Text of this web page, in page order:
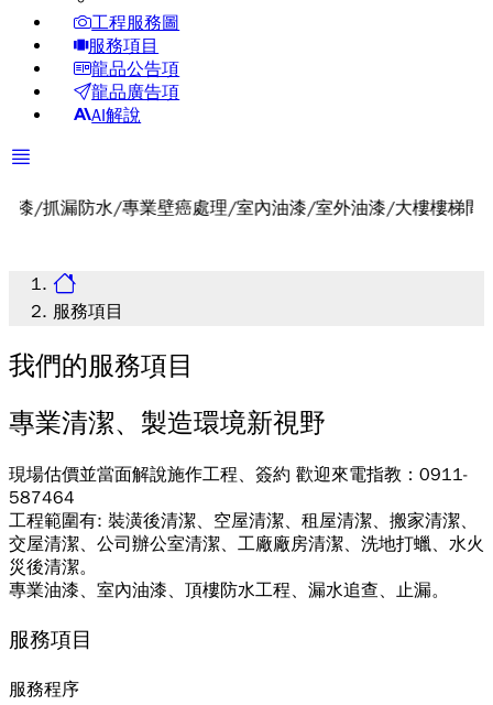
工程服務圖
服務項目
龍品公告項
龍品廣告項
AI解說
防水/專業壁癌處理/室內油漆/室外油漆/大樓樓梯間油漆/
服務項目
我們的服務項目
專業清潔、製造環境新視野
現場估價並當面解說施作工程、簽約 歡迎來電指教：0911-
587464
工程範圍有: 裝潢後清潔、空屋清潔、租屋清潔、搬家清潔、
交屋清潔、公司辦公室清潔、工廠廠房清潔、洗地打蠟、水火
災後清潔。
專業油漆、室內油漆、頂樓防水工程、漏水追查、止漏。
服務項目
服務程序